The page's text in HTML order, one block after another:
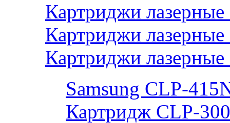
Картриджи лазерные
Картриджи лазерные
Картриджи лазерные
Samsung CLP-
Картридж CLP-